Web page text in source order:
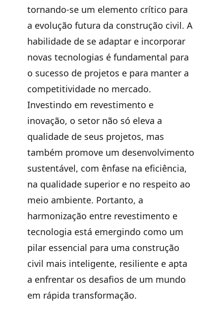
tornando-se um elemento crítico para
a evolução futura da construção civil. A
habilidade de se adaptar e incorporar
novas tecnologias é fundamental para
o sucesso de projetos e para manter a
competitividade no mercado.
Investindo em revestimento e
inovação, o setor não só eleva a
qualidade de seus projetos, mas
também promove um desenvolvimento
sustentável, com ênfase na eficiência,
na qualidade superior e no respeito ao
meio ambiente. Portanto, a
harmonização entre revestimento e
tecnologia está emergindo como um
pilar essencial para uma construção
civil mais inteligente, resiliente e apta
a enfrentar os desafios de um mundo
em rápida transformação.